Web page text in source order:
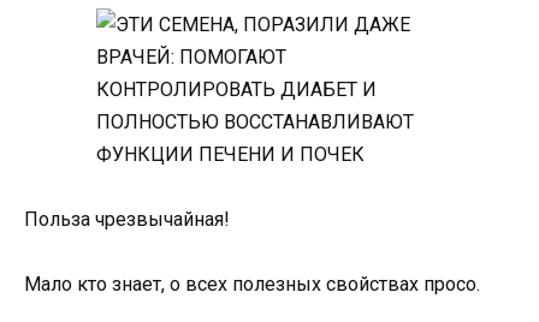
Польза чрезвычайная!
Мало кто знает, о всех полезных свойствах просо.